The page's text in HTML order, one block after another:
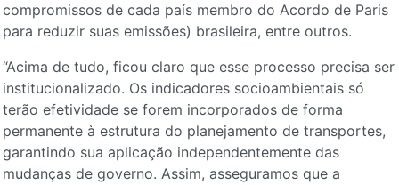
compromissos de cada país membro do Acordo de Paris
para reduzir suas emissões) brasileira, entre outros.
“Acima de tudo, ficou claro que esse processo precisa ser
institucionalizado. Os indicadores socioambientais só
terão efetividade se forem incorporados de forma
permanente à estrutura do planejamento de transportes,
garantindo sua aplicação independentemente das
mudanças de governo. Assim, asseguramos que a